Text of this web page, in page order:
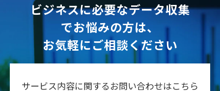
ビジネスに必要なデータ収集
でお悩みの方は、
お気軽にご相談ください
サービス内容に関するお問い合わせはこちら